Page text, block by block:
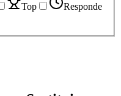
Top
Responde